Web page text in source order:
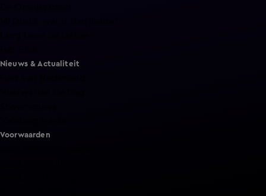
Nieuws & Actualiteit
Voorwaarden